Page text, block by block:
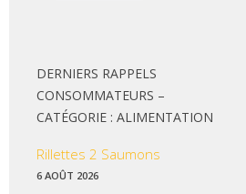
DERNIERS RAPPELS
CONSOMMATEURS –
CATÉGORIE : ALIMENTATION
Rillettes 2 Saumons
6 AOÛT 2026